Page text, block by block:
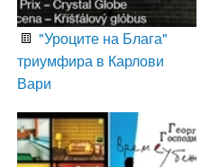
"Уроците на Блага"
триумфира в Карлови
Вари